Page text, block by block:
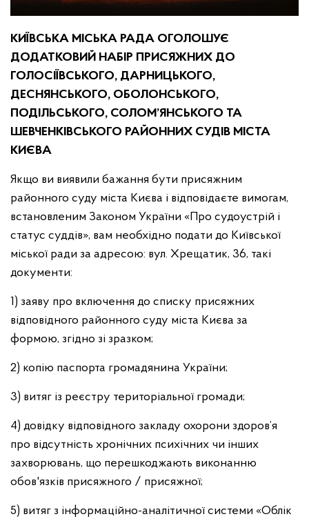
КИЇВСЬКА МІСЬКА РАДА ОГОЛОШУЄ
ДОДАТКОВИЙ НАБІР ПРИСЯЖНИХ ДО
ГОЛОСІЇВСЬКОГО, ДАРНИЦЬКОГО,
ДЕСНЯНСЬКОГО, ОБОЛОНСЬКОГО,
ПОДІЛЬСЬКОГО, СОЛОМ’ЯНСЬКОГО ТА
ШЕВЧЕНКІВСЬКОГО РАЙОННИХ СУДІВ МІСТА
КИЄВА
Якщо ви виявили бажання бути присяжним
районного суду міста Києва і відповідаєте вимогам,
встановленим Законом України «Про судоустрій і
статус суддів», вам необхідно подати до Київської
міської ради за адресою: вул. Хрещатик, 36, такі
документи:
1) заяву про включення до списку присяжних
відповідного районного суду міста Києва за
формою, згідно зі зразком;
2) копію паспорта громадянина України;
3) витяг із реєстру територіальної громади;
4) довідку відповідного закладу охорони здоров’я
про відсутність хронічних психічних чи інших
захворювань, що перешкоджають виконанню
обов'язків присяжного / присяжної;
5) витяг з інформаційно-аналітичної системи «Облік